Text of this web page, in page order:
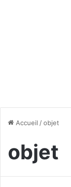
Accueil /objet
objet